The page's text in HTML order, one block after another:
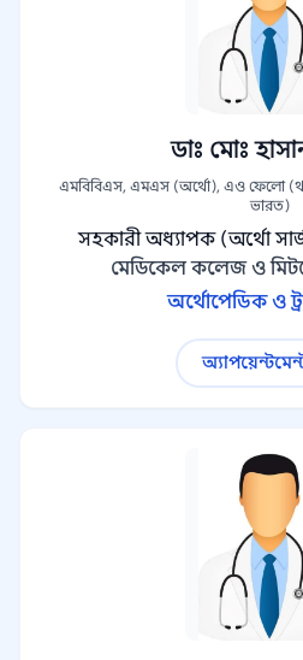
ডাঃ মোঃ
এমবিবিএস, এমএস (অর্থো), এও ফেলো
ভারত)
সহকারী অধ্যাপক (অর্থো
মেডিকেল কলেজ ও
অর্থোপেডিক ও